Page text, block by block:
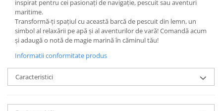
inspirat pentru cei pasionați de navigație, pescuit sau aventuri
maritime.
Transformă-ți spațiul cu această barcă de pescuit din lemn, un
simbol al relaxării pe apă și al aventurilor de vară! Comandă acum
și adaugă o notă de magie marină în căminul tău!
Informatii conformitate produs
Caracteristici